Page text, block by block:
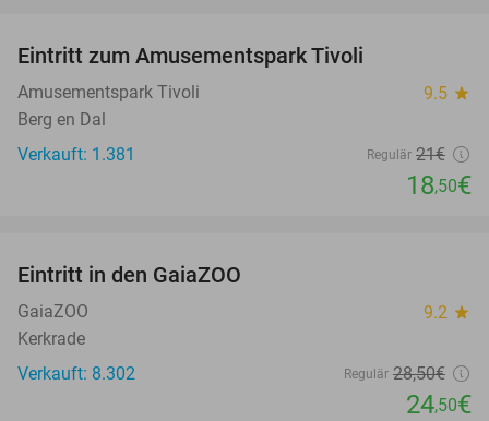
Eintritt zum Amusementspark Tivoli
Amusementspark Tivoli 9.5 star
Berg en Dal
Verkauft: 1.381
Regulär 21€
18,50€
Eintritt in den GaiaZOO
GaiaZOO 9.2 star
Kerkrade
Verkauft: 8.302
Regulär 28,50€
24,50€